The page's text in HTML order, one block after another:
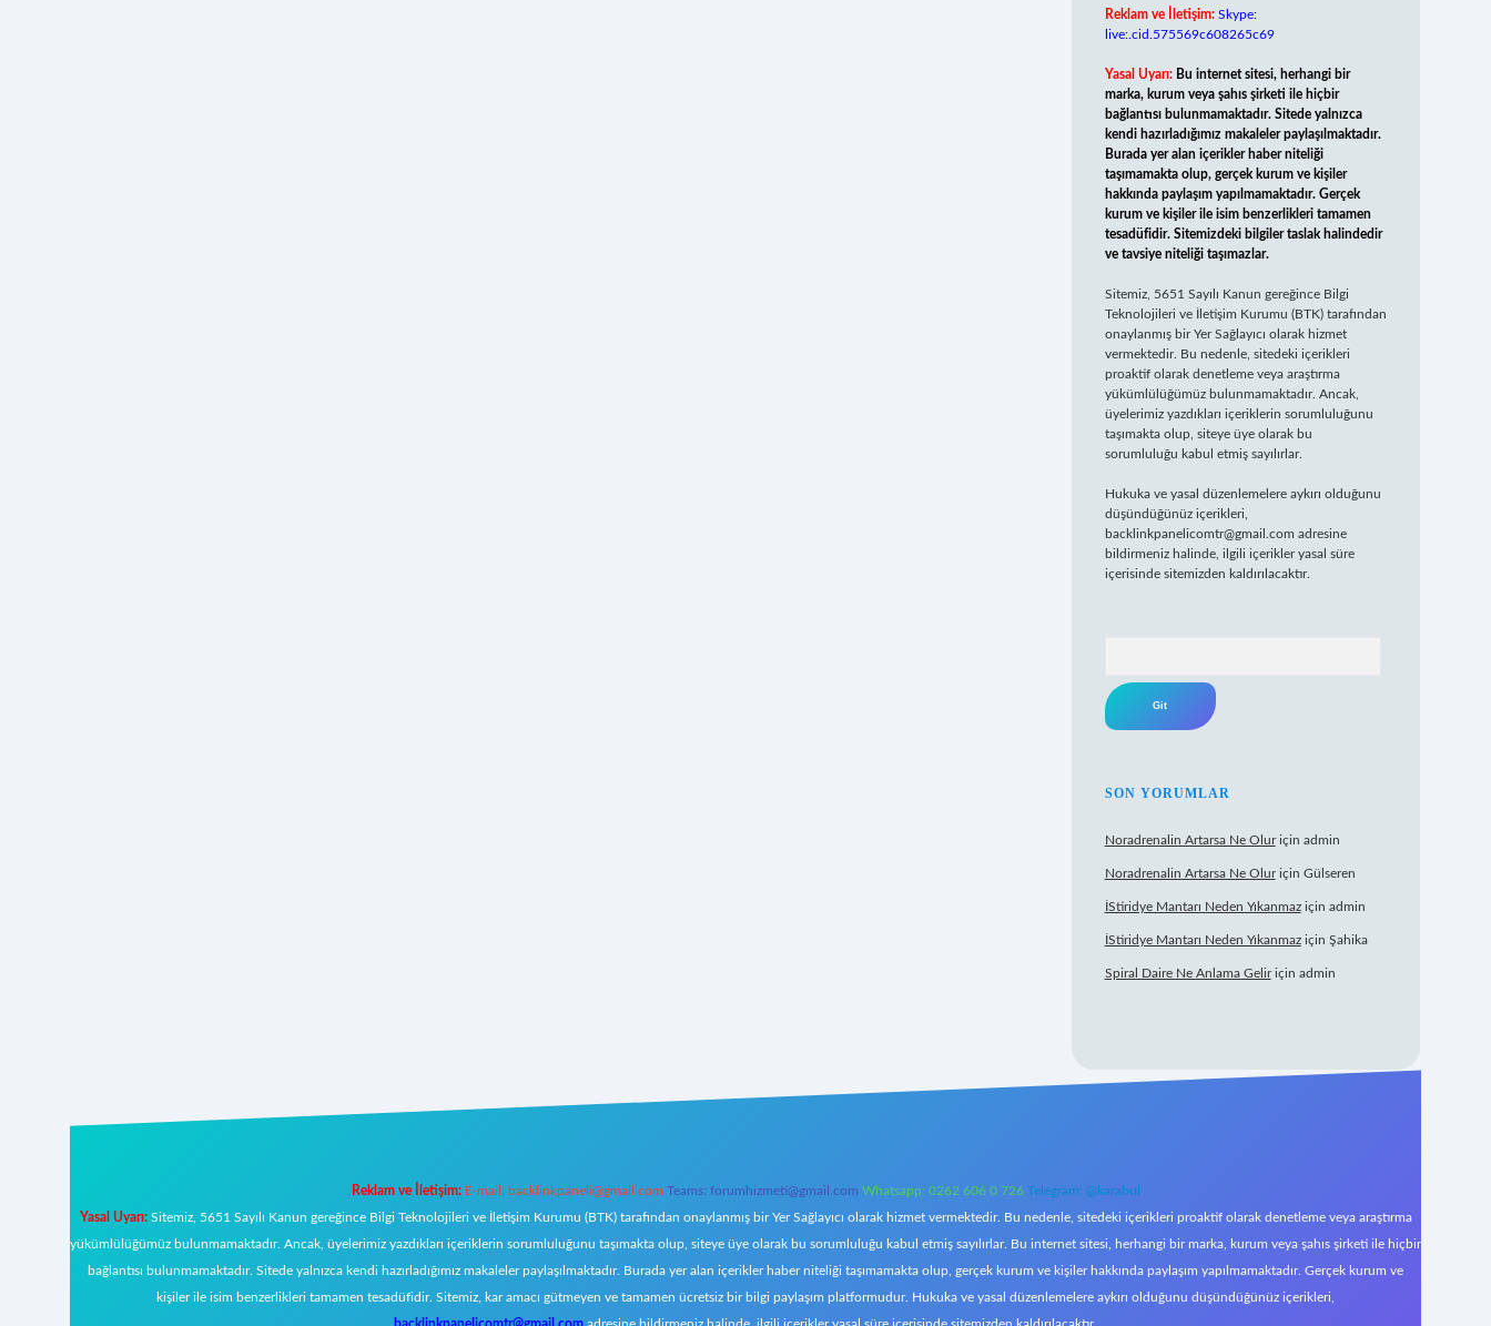
Reklam ve İletişim: Skype:
live:.cid.575569c608265c69
Yasal Uyarı: Bu internet sitesi, herhangi bir
marka, kurum veya şahıs şirketi ile hiçbir
bağlantısı bulunmamaktadır. Sitede yalnızca
kendi hazırladığımız makaleler paylaşılmaktadır.
Burada yer alan içerikler haber niteliği
taşımamakta olup, gerçek kurum ve kişiler
hakkında paylaşım yapılmamaktadır. Gerçek
kurum ve kişiler ile isim benzerlikleri tamamen
tesadüfidir. Sitemizdeki bilgiler taslak halindedir
ve tavsiye niteliği taşımazlar.
Sitemiz, 5651 Sayılı Kanun gereğince Bilgi
Teknolojileri ve İletişim Kurumu (BTK) tarafından
onaylanmış bir Yer Sağlayıcı olarak hizmet
vermektedir. Bu nedenle, sitedeki içerikleri
proaktif olarak denetleme veya araştırma
yükümlülüğümüz bulunmamaktadır. Ancak,
üyelerimiz yazdıkları içeriklerin sorumluluğunu
taşımakta olup, siteye üye olarak bu
sorumluluğu kabul etmiş sayılırlar.
Hukuka ve yasal düzenlemelere aykırı olduğunu
düşündüğünüz içerikleri,
backlinkpanelicomtr@gmail.com adresine
bildirmeniz halinde, ilgili içerikler yasal süre
içerisinde sitemizden kaldırılacaktır.
SON YORUMLAR
Noradrenalin Artarsa Ne Oluriçin admin
Noradrenalin Artarsa Ne Oluriçin Gülseren
İStiridye Mantarı Neden Yıkanmaziçin admin
İStiridye Mantarı Neden Yıkanmaziçin Şahika
Spiral Daire Ne Anlama Geliriçin admin
Reklam ve İletişim: E-mail: backlinkpaneli@gmail.com Teams: forumhizmeti@gmail.com Whatsapp: 0262 606 0 726 Telegram: @karabul
Yasal Uyarı:Sitemiz, 5651 Sayılı Kanun gereğince Bilgi Teknolojileri ve İletişim Kurumu (BTK) tarafından onaylanmış bir Yer Sağlayıcı olarak hizmet vermektedir. Bu nedenle, sitedeki içerikleri proaktif olarak denetleme veya araştırma
yükümlülüğümüz bulunmamaktadır. Ancak, üyelerimiz yazdıkları içeriklerin sorumluluğunu taşımakta olup, siteye üye olarak bu sorumluluğu kabul etmiş sayılırlar. Bu internet sitesi, herhangi bir marka, kurum veya şahıs şirketi ile hiçbir
bağlantısı bulunmamaktadır. Sitede yalnızca kendi hazırladığımız makaleler paylaşılmaktadır. Burada yer alan içerikler haber niteliği taşımamakta olup, gerçek kurum ve kişiler hakkında paylaşım yapılmamaktadır. Gerçek kurum ve
kişiler ile isim benzerlikleri tamamen tesadüfidir. Sitemiz, kar amacı gütmeyen ve tamamen ücretsiz bir bilgi paylaşım platformudur. Hukuka ve yasal düzenlemelere aykırı olduğunu düşündüğünüz içerikleri,